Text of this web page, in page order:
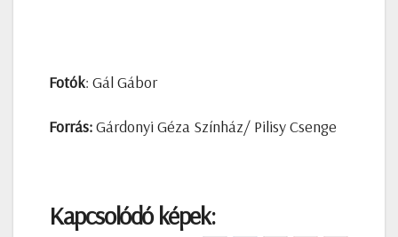
Fotók: Gál Gábor
Forrás:Gárdonyi Géza Színház/ Pilisy Csenge
Kapcsolódó képek: